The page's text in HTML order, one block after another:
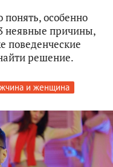
особенно
неявные причины,
поведенческие
решение.
и женщина